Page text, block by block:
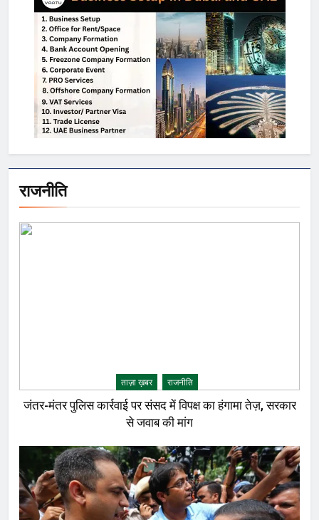
राजनीति
ताज़ा ख़बर राजनीति
जंतर-मंतर पुलिस कार्रवाई पर संसद में विपक्ष का हंगामा तेज़, सरकार
से जवाब की मांग